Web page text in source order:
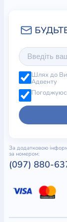
Шлях до
Адвенту
За додатковою
за номером:
(097) 880-